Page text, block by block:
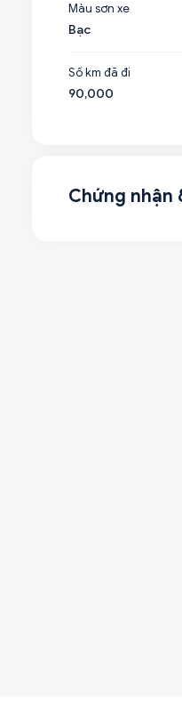
Màu sơn xe
Bạc
Số km đã đi
90,000
Chứng nhận